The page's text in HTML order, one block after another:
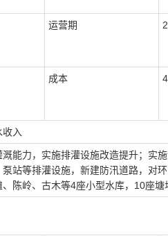
运营期
成本
入
能力，实施排灌设施改造提升；实
泵站等排灌设施，新建防汛道路，对
、陈岭、古木等4座小型水库，10座